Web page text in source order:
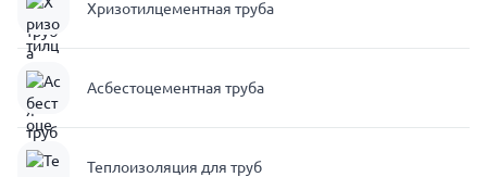
Хризотилцементная труба
Асбестоцементная труба
Теплоизоляция для труб